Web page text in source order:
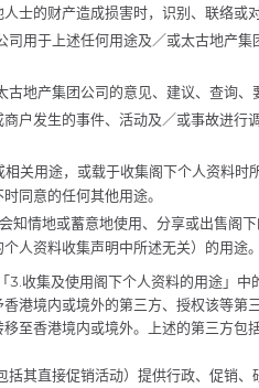
士的财产造成损害时，识别、联络或
司用于上述任何用途及／或太古地产集
地产集团公司的意见、建议、查询、
户发生的事件、活动及／或事故进行
关用途，或载于收集阁下个人资料时
同意的任何其他用途。
知情地或蓄意地使用、分享或出售阁
人资料收集声明中所述无关）的用途。
3.收集及使用阁下个人资料的用途」
港境内或境外的第三方、授权该等第
至香港境内或境外。上述的第三方包
括其直接促销活动）提供行政、促销